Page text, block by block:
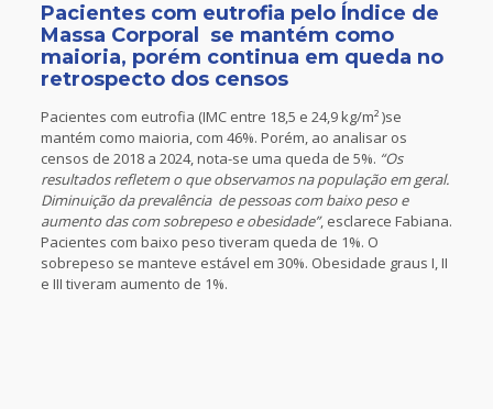
Pacientes com eutrofia pelo Índice de
Massa Corporal se mantém como
maioria, porém continua em queda no
retrospecto dos censos
Pacientes com eutrofia (IMC entre 18,5 e 24,9 kg/m² )se
mantém como maioria, com 46%. Porém, ao analisar os
censos de 2018 a 2024, nota-se uma queda de 5%. “Os
resultados refletem o que observamos na população em geral.
Diminuição da prevalência de pessoas com baixo peso e
aumento das com sobrepeso e obesidade”, esclarece Fabiana.
Pacientes com baixo peso tiveram queda de 1%. O
sobrepeso se manteve estável em 30%. Obesidade graus I, II
e III tiveram aumento de 1%.